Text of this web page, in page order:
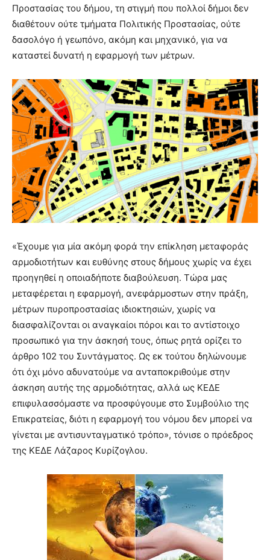
Προστασίας του δήμου, τη στιγμή που πολλοί δήμοι δεν
διαθέτουν ούτε τμήματα Πολιτικής Προστασίας, ούτε
δασολόγο ή γεωπόνο, ακόμη και μηχανικό, για να
καταστεί δυνατή η εφαρμογή των μέτρων.
«Έχουμε για μία ακόμη φορά την επίκληση μεταφοράς
αρμοδιοτήτων και ευθύνης στους δήμους χωρίς να έχει
προηγηθεί η οποιαδήποτε διαβούλευση. Τώρα μας
μεταφέρεται η εφαρμογή, ανεφάρμοστων στην πράξη,
μέτρων πυροπροστασίας ιδιοκτησιών, χωρίς να
διασφαλίζονται οι αναγκαίοι πόροι και το αντίστοιχο
προσωπικό για την άσκησή τους, όπως ρητά ορίζει το
άρθρο 102 του Συντάγματος. Ως εκ τούτου δηλώνουμε
ότι όχι μόνο αδυνατούμε να ανταποκριθούμε στην
άσκηση αυτής της αρμοδιότητας, αλλά ως ΚΕΔΕ
επιφυλασσόμαστε να προσφύγουμε στο Συμβούλιο της
Επικρατείας, διότι η εφαρμογή του νόμου δεν μπορεί να
γίνεται με αντισυνταγματικό τρόπο», τόνισε ο πρόεδρος
της ΚΕΔΕ Λάζαρος Κυρίζογλου.